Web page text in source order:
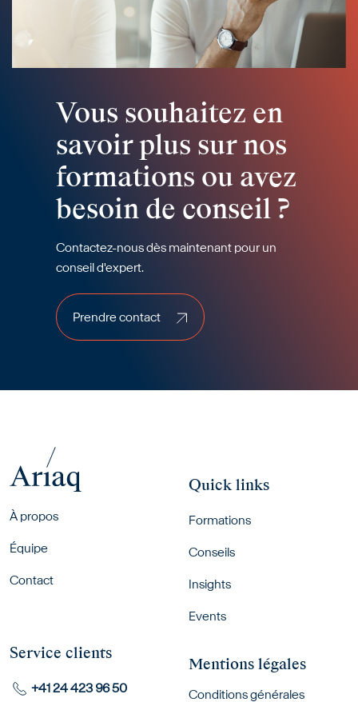
Vous souhaitez en
savoir plus sur nos
formations ou avez
besoin de conseil ?
Contactez-nous dès maintenant pour un
conseil d'expert.
Prendre contact
Prendre contact
Footer menu
À propos
Équipe
Contact
Quick links
Formations
Conseils
Insights
Events
Mentions légales
Conditions générales
Service clients
+41 24 423 96 50